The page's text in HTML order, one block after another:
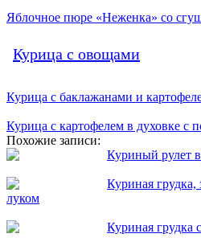
Яблочное пюре «Неженка» со
Курица с овощами
Курица с баклажанами и
Курица с картофелем в духовке с
Похожие записи:
Куриный рулет в
Куриная грудка,
луком
Куриная грудка